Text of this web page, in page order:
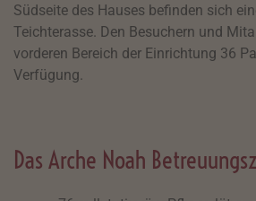
Südseite des Hauses befinden sich
Teichterasse. Den Besuchern und
vorderen Bereich der Einrichtung 36
Verfügung.
Das Arche Noah